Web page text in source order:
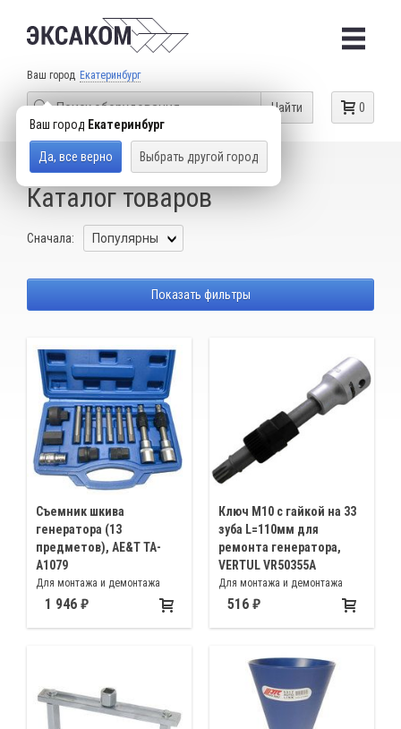
Ваш город Екатеринбург
Ваш город Екатеринбург
Да, все верно Выбрать другой город
0
Найти
КАТАЛОГ ТОВАРОВ BMW
Сначала:
Каталог товаров
Показать фильтры
Съемник шкива
генератора (13
предметов), AE&T TA-
A1079
Для монтажа и демонтажа
шкивов свободного хода
1 946
Ключ M10 с гайкой на 33
зуба L=110мм для
ремонта генератора,
VERTUL VR50355A
Для монтажа и демонтажа
шкива со свободным ходом
516